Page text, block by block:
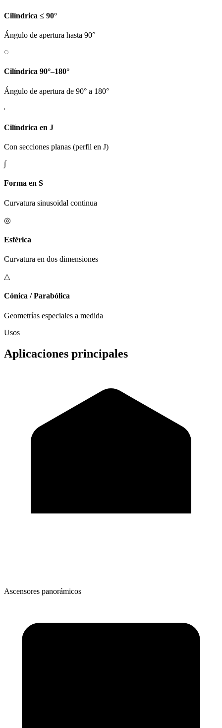
Cilíndrica ≤ 90°
Ángulo de apertura hasta 90°
◌
Cilíndrica 90°–180°
Ángulo de apertura de 90° a 180°
⌐
Cilíndrica en J
Con secciones planas (perfil en J)
∫
Forma en S
Curvatura sinusoidal continua
◎
Esférica
Curvatura en dos dimensiones
△
Cónica / Parabólica
Geometrías especiales a medida
Usos
Aplicaciones principales
Ascensores panorámicos